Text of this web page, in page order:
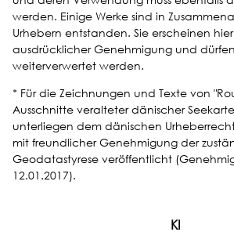
werden. Einige Werke sind in
Urhebern entstanden. Sie erscheinen
ausdrücklicher Genehmigung und
weiterverwertet werden.
* Für die Zeichnungen und Texte von
Ausschnitte veralteter dänischer
unterliegen dem dänischen
mit freundlicher Genehmigung der
Geodatastyrese veröffentlicht
12.01.2017).
KI